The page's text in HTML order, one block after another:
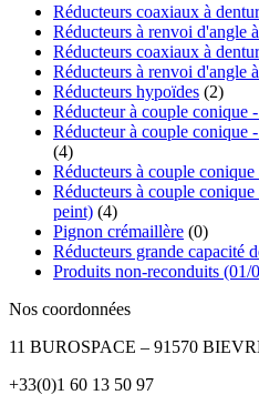
Réducteurs coaxiaux à
Réducteurs à renvoi d'angle
Réducteurs coaxiaux à
Réducteurs à renvoi d'angle
Réducteurs hypoïdes (2)
Réducteur à couple conique
Réducteur à couple conique
(4)
Réducteurs à couple
Réducteurs à couple
peint) (4)
Pignon crémaillère (0)
Réducteurs grande capacité
Produits non-reconduits (01/
Nos coordonnées
11 BUROSPACE – 91570
+33(0)1 60 13 50 97